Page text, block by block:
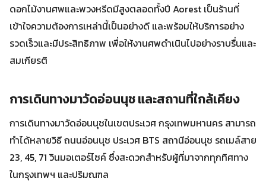
ดอกไม้งานศพและพวงหรีดมีสูงตลอดทั้งปี Aorest เป็นร้านที่
เข้าใจความต้องการเหล่านี้เป็นอย่างดี และพร้อมให้บริการอย่าง
รวดเร็วและมีประสิทธิภาพ เพื่อให้งานศพดำเนินไปอย่างราบรื่นและ
สมเกียรติ
การเดินทางมาวัดอ่อนนุช และสถานที่ใกล้เคียง
การเดินทางมาวัดอ่อนนุชในเขตประเวศ กรุงเทพมหานคร สามารถ
ทำได้หลายวิธี ถนนอ่อนนุช ประเวศ BTS สถานีอ่อนนุช รถเมล์สาย
23, 45, 71 วินมอเตอร์ไซค์ ซึ่งสะดวกสำหรับผู้ที่มาจากทุกทิศทาง
ในกรุงเทพฯ และปริมณฑล